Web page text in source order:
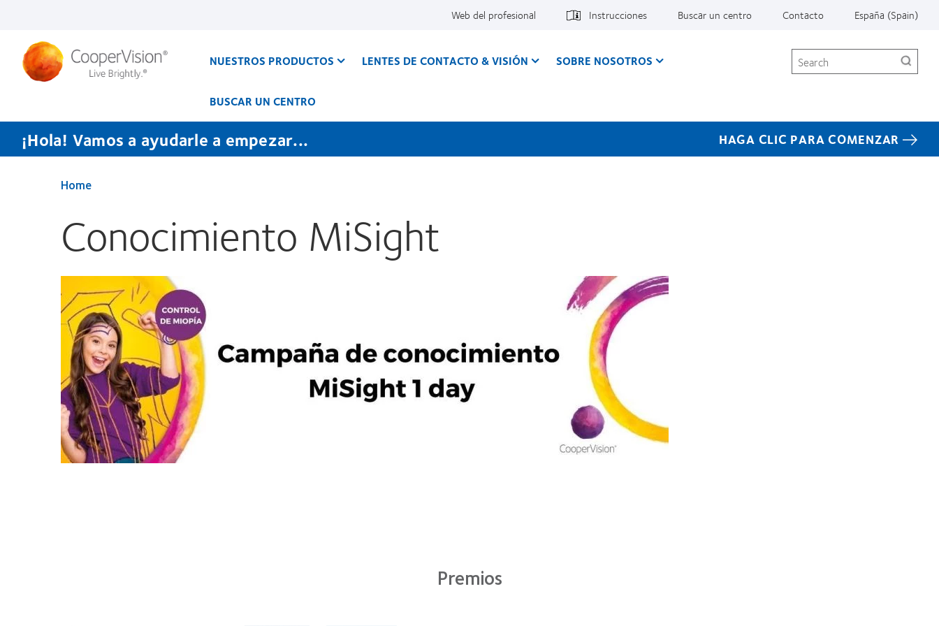
principal
Web del profesional Instrucciones Buscar un centro Contacto España (Spain)
NUESTROS PRODUCTOS LENTES DE CONTACTO & VISIÓN SOBRE NOSOTROS
BUSCAR UN CENTRO
Search
¡Hola! Vamos a ayudarle a empezar... HAGA CLIC PARA COMENZAR
Home
Conocimiento MiSight
Premios